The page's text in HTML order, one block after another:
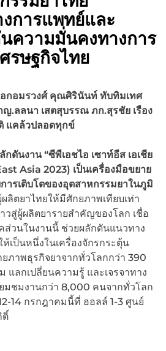
การแพทย์และ
ความมั่นคงทางการ
รษฐกิจไทย
กอมรวงศ์ คุณศิรินันท์ ทับทิมเทศ
.ลลนา เสตสุบรรณ ภก.สุรชัย เรือง
แคล้วปลอดทุกข์
ดันงาน “ซีพีเอชไอ เซาท์อีส เอเชีย
Asia 2023) เป็นเครื่องมือขยาย
ารเติบโตของอุตสาหกรรมยาในภูมิ
ลิตยาไทยให้มีศักยภาพเทียบเท่า
สู่ผู้ผลิตยารายสำคัญของโลก เชื่อ
วนในงานนี้ ช่วยผลักดันแนวทาง
เป็นหนึ่งในเครื่องจักรกระตุ้น
ภาพธุรกิจยาจากทั่วโลกกว่า 390
แลกเปลี่ยนความรู้ และเจรจาทาง
ยมชมงานกว่า 8,000 คนจากทั่วโลก
14 กรกฎาคมนี้ที่ ฮอลล์ 1-3 ศูนย์
ติ์